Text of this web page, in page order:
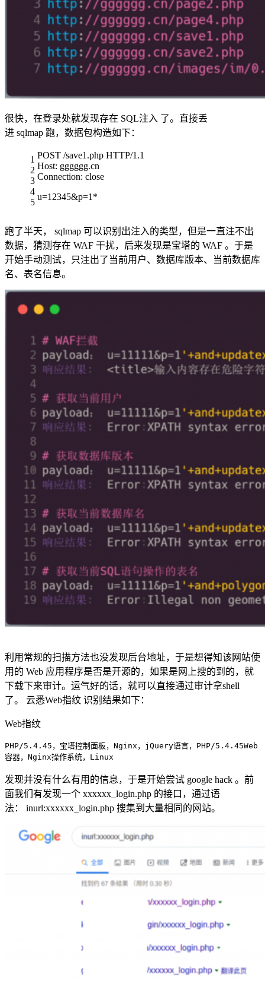
很快，在登录处就发现存在 SQL注入 了。直接丢
进 sqlmap 跑，数据包构造如下：
1
2
3
4
5
POST /save1.php HTTP/1.1
Host: gggggg.cn
Connection: close
u=12345&p=1*
跑了半天， sqlmap 可以识别出注入的类型，但是一直注不出
数据，猜测存在 WAF 干扰，后来发现是宝塔的 WAF 。于是
开始手动测试，只注出了当前用户、数据库版本、当前数据库
名、表名信息。
利用常规的扫描方法也没发现后台地址，于是想得知该网站使
用的 Web 应用程序是否是开源的，如果是网上搜的到的，就
下载下来审计。运气好的话，就可以直接通过审计拿shell
了。 云悉Web指纹 识别结果如下：
Web指纹
PHP/5.4.45，宝塔控制面板，Nginx，jQuery语言，PHP/5.4.45Web
容器，Nginx操作系统，Linux
发现并没有什么有用的信息，于是开始尝试 google hack 。前
面我们有发现一个 xxxxxx_login.php 的接口，通过语
法： inurl:xxxxxx_login.php 搜集到大量相同的网站。